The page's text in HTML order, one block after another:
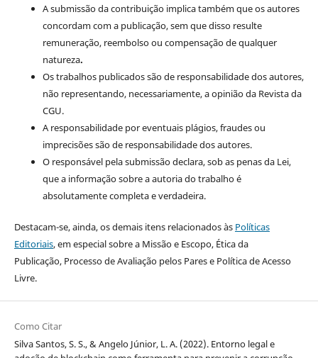
A submissão da contribuição implica também que os autores
concordam com a publicação, sem que disso resulte
remuneração, reembolso ou compensação de qualquer
natureza.
Os trabalhos publicados são de responsabilidade dos autores,
não representando, necessariamente, a opinião da Revista da
CGU.
A responsabilidade por eventuais plágios, fraudes ou
imprecisões são de responsabilidade dos autores.
O responsável pela submissão declara, sob as penas da Lei,
que a informação sobre a autoria do trabalho é
absolutamente completa e verdadeira.
Destacam-se, ainda, os demais itens relacionados às Políticas
Editoriais, em especial sobre a Missão e Escopo, Ética da
Publicação, Processo de Avaliação pelos Pares e Política de Acesso
Livre.
Como Citar
Silva Santos, S. S., & Angelo Júnior, L. A. (2022). Entorno legal e